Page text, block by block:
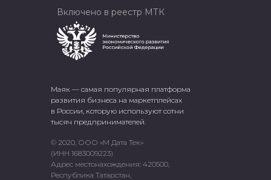
Маяк — самая популярная платформа
развития бизнеса на маркетплейсах
в России, которую используют сотни
тысяч предпринимателей.
© 2020, ООО «М Дата Тек»
(ИНН 1683009223)
Адрес местонахождения: 420500,
Республика Татарстан,
Включено в реестр МТК